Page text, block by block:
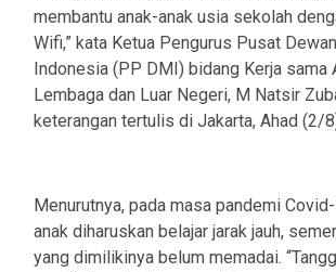
membantu anak-anak usia sekolah
Wifi,” kata Ketua Pengurus Pusat
Indonesia (PP DMI) bidang Kerja sama
Lembaga dan Luar Negeri, M Natsir
keterangan tertulis di Jakarta, Ahad (2/
Menurutnya, pada masa pandemi
anak diharuskan belajar jarak jauh,
yang dimilikinya belum memadai.